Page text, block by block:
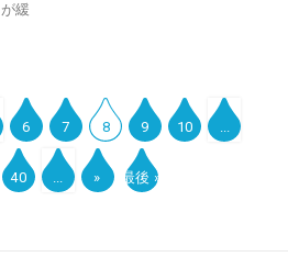
緩
6 7 8 9 10 ...
40 ... » 最後 »